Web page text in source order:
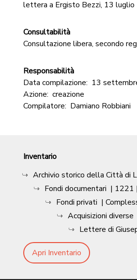
lettera a Ergisto Bezzi, 13 luglio
Consultabilità
Consultazione libera, secondo
Responsabilità
Data compilazione: 13
Azione: creazione
Compilatore: Damiano Robbiani
Inventario
Archivio storico della Città di
Fondi documentari | 1221
Fondi privati |
Acquisizioni diverse
Lettere di
Apri Inventario